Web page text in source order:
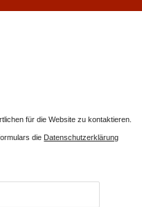
für die Website zu kontaktieren.
die Datenschutzerklärung